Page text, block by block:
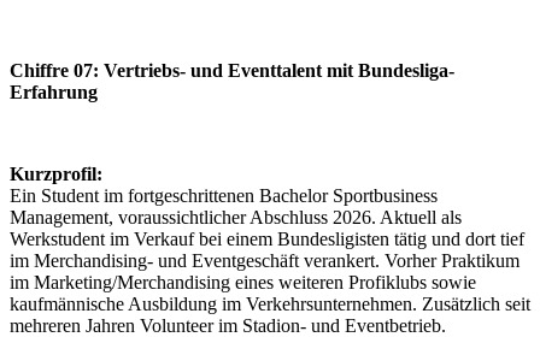
Chiffre 07: Vertriebs- und Eventtalent mit Bundesliga-
Erfahrung
Kurzprofil:
Ein Student im fortgeschrittenen Bachelor Sportbusiness
Management, voraussichtlicher Abschluss 2026. Aktuell als
Werkstudent im Verkauf bei einem Bundesligisten tätig und dort tief
im Merchandising- und Eventgeschäft verankert. Vorher Praktikum
im Marketing/Merchandising eines weiteren Profiklubs sowie
kaufmännische Ausbildung im Verkehrsunternehmen. Zusätzlich seit
mehreren Jahren Volunteer im Stadion- und Eventbetrieb.